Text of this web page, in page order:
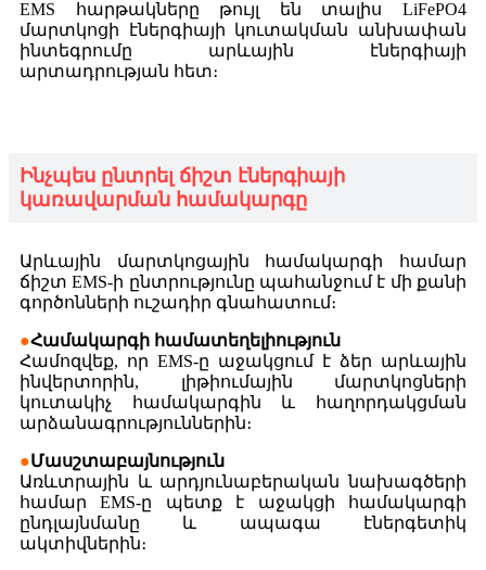
EMS հարթակները թույլ են տալիս LiFePO4
մարտկոցի էներգիայի կուտակման անխափան
ինտեգրումը արևային էներգիայի
արտադրության հետ։
Ինչպես ընտրել ճիշտ էներգիայի
կառավարման համակարգը
Արևային մարտկոցային համակարգի համար
ճիշտ EMS-ի ընտրությունը պահանջում է մի քանի
գործոնների ուշադիր գնահատում։
●Համակարգի համատեղելիություն
Համոզվեք, որ EMS-ը աջակցում է ձեր արևային
ինվերտորին, լիթիումային մարտկոցների
կուտակիչ համակարգին և հաղորդակցման
արձանագրություններին։
●Մասշտաբայնություն
Առևտրային և արդյունաբերական նախագծերի
համար EMS-ը պետք է աջակցի համակարգի
ընդլայնմանը և ապագա էներգետիկ
ակտիվներին։